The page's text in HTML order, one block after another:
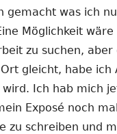
gemacht was ich
Möglichkeit
zu suchen, aber
gleicht, habe ich
Ich hab mich
Exposé noch
zu schreiben und